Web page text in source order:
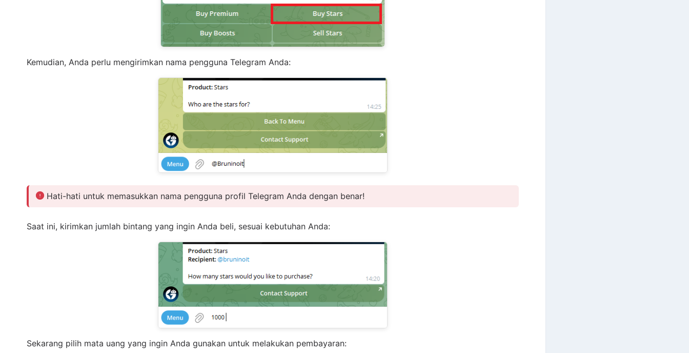
Kemudian, Anda perlu mengirimkan nama pengguna Telegram Anda:
Hati-hati untuk memasukkan nama pengguna profil Telegram Anda dengan benar!
Saat ini, kirimkan jumlah bintang yang ingin Anda beli, sesuai kebutuhan Anda:
Sekarang pilih mata uang yang ingin Anda gunakan untuk melakukan pembayaran: